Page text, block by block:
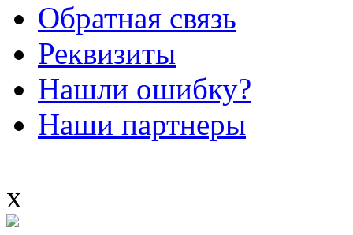
Обратная связь
Реквизиты
Нашли ошибку?
Наши партнеры
x